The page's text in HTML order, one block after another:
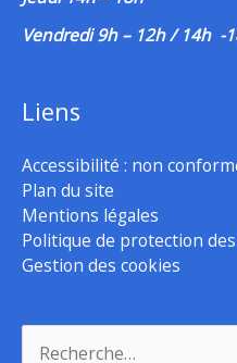
Vendredi 9h – 12h / 14h -
Liens
Accessibilité : non
Plan du site
Mentions légales
Politique de protection
Gestion des cookies